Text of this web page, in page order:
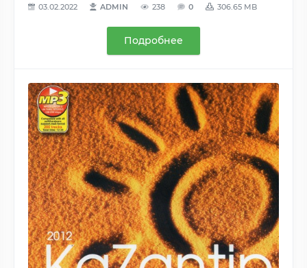
03.02.2022 ADMIN 238 0 306.65 MB
Подробнее